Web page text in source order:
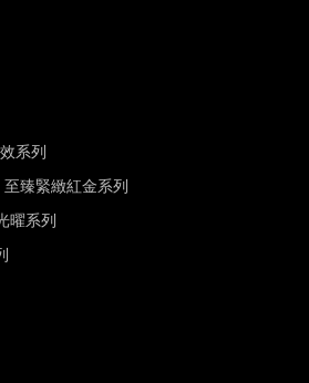
系列
臻緊緻紅金系列
曜系列